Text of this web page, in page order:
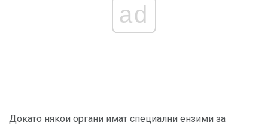
ad
Докато някои органи имат специални ензими за